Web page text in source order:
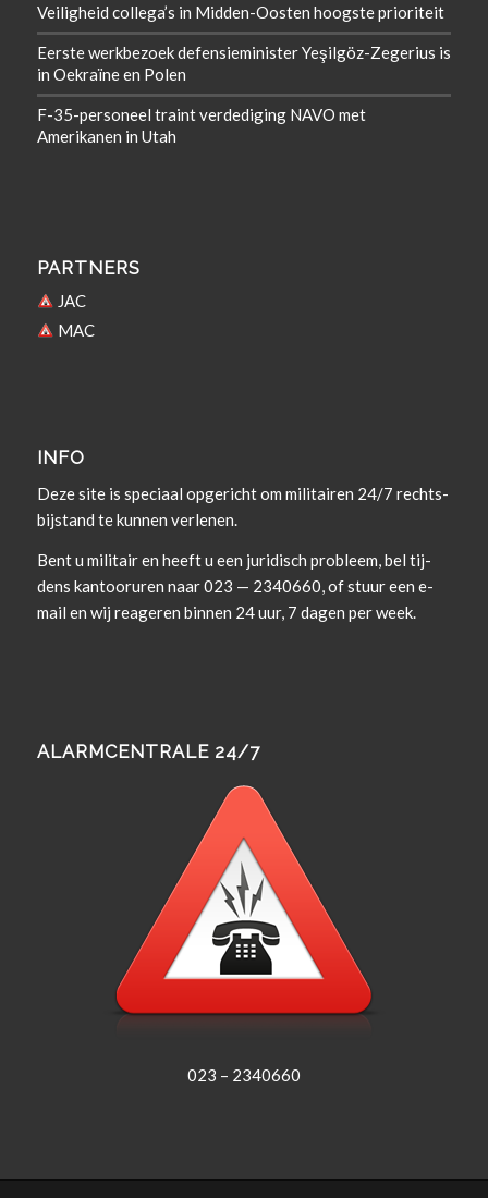
Veiligheid collega’s in Midden-Oosten hoogste prioriteit
Eerste werkbezoek defensieminister Yeşilgöz-Zegerius is
in Oekraïne en Polen
F-35-personeel traint verdediging NAVO met
Amerikanen in Utah
PARTNERS
JAC
MAC
INFO
Deze site is spe­ci­aal opgericht om militairen 24/7 rechts­
bi­j­s­tand te kun­nen verlenen.
Bent u militair en heeft u een juridisch prob­leem, bel tij­
dens kan­tooruren naar 023 — 2340660, of stuur een e-
mail en wij rea­geren bin­nen 24 uur, 7 dagen per week.
ALARMCENTRALE 24/7
023 – 2340660